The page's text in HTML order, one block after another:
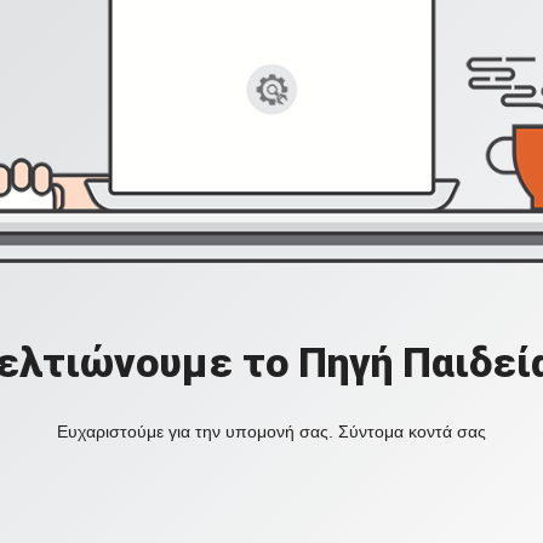
το Πηγή
Ευχαριστούμε για την υπομονή σας. Σύντομα κοντά σας